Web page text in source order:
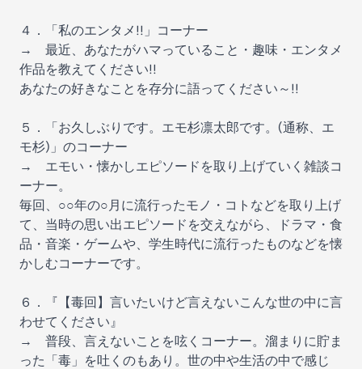
４．「私のエンタメ!!」コーナー
→ 最近、あなたがハマっていること・趣味・エンタメ
作品を教えてください!!
あなたの好きなことを存分に語ってください～!!
５．「お久しぶりです。エモ杉凛太郎です。(通称、エ
モ杉)」のコーナー
→ エモい・懐かしエピソードを取り上げていく雑談コ
ーナー。
毎回、○○年の○月に流行ったモノ・コトなどを取り上げ
て、当時の思い出エピソードを交えながら、ドラマ・食
品・音楽・ゲームや、学生時代に流行ったものなどを懐
かしむコーナーです。
６．『【毒回】言いたいけど言えないこんな世の中に言
わせてください』
→ 普段、言えないことを呟くコーナー。溜まりに貯ま
った「毒」を吐くのもあり。世の中や生活の中で感じ